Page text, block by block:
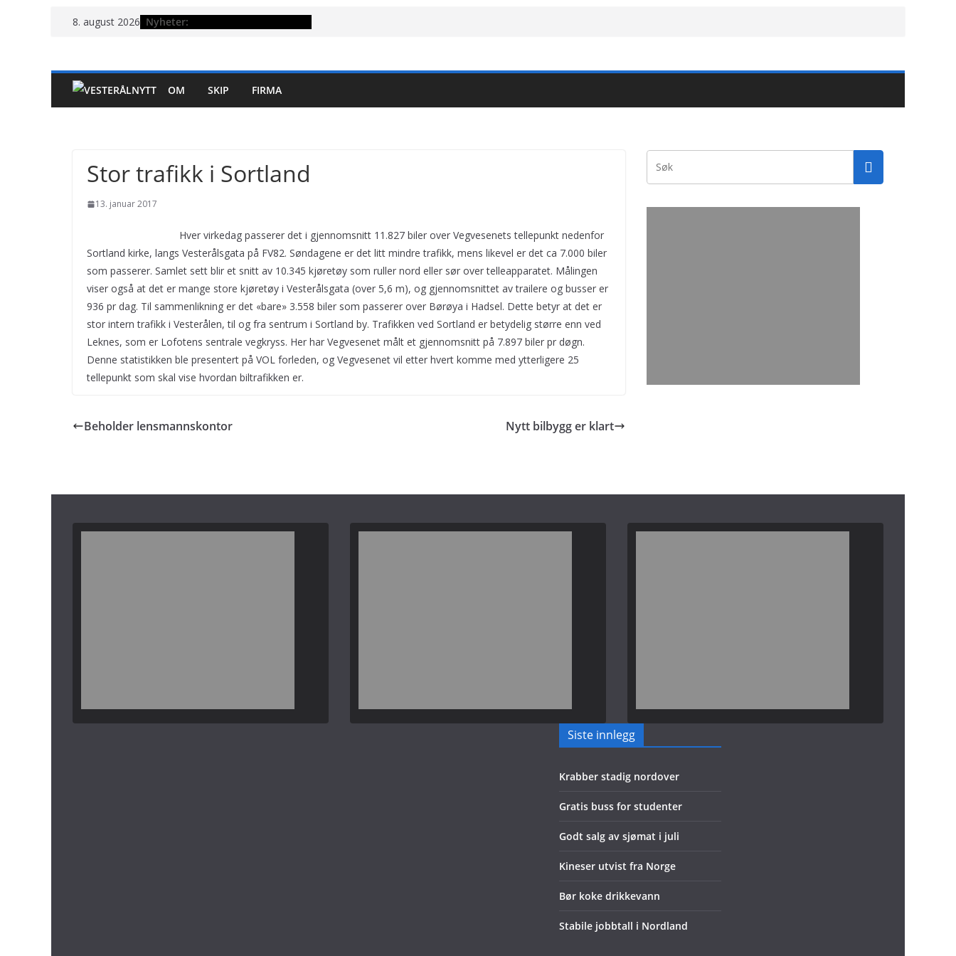
Hopp8. august 2026 Nyheter:
OM SKIP FIRMA
Stor trafikk i Sortland
13. januar 2017
Hver virkedag passerer det i gjennomsnitt 11.827 biler over Vegvesenets tellepunkt nedenfor
Sortland kirke, langs Vesterålsgata på FV82. Søndagene er det litt mindre trafikk, mens likevel er det ca 7.000 biler
som passerer. Samlet sett blir et snitt av 10.345 kjøretøy som ruller nord eller sør over telleapparatet. Målingen
viser også at det er mange store kjøretøy i Vesterålsgata (over 5,6 m), og gjennomsnittet av trailere og busser er
936 pr dag. Til sammenlikning er det «bare» 3.558 biler som passerer over Børøya i Hadsel. Dette betyr at det er
stor intern trafikk i Vesterålen, til og fra sentrum i Sortland by. Trafikken ved Sortland er betydelig større enn ved
Leknes, som er Lofotens sentrale vegkryss. Her har Vegvesenet målt et gjennomsnitt på 7.897 biler pr døgn.
Denne statistikken ble presentert på VOL forleden, og Vegvesenet vil etter hvert komme med ytterligere 25
tellepunkt som skal vise hvordan biltrafikken er.
Beholder lensmannskontor Nytt bilbygg er klart
Siste innlegg
Krabber stadig nordover
Gratis buss for studenter
Godt salg av sjømat i juli
Kineser utvist fra Norge
Bør koke drikkevann
Stabile jobbtall i Nordland